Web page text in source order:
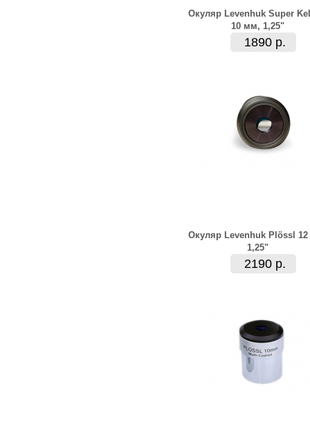
Окуляр Levenhuk Super
10 мм, 1,25"
1890 р.
Окуляр Levenhuk Plössl
1,25"
2190 р.